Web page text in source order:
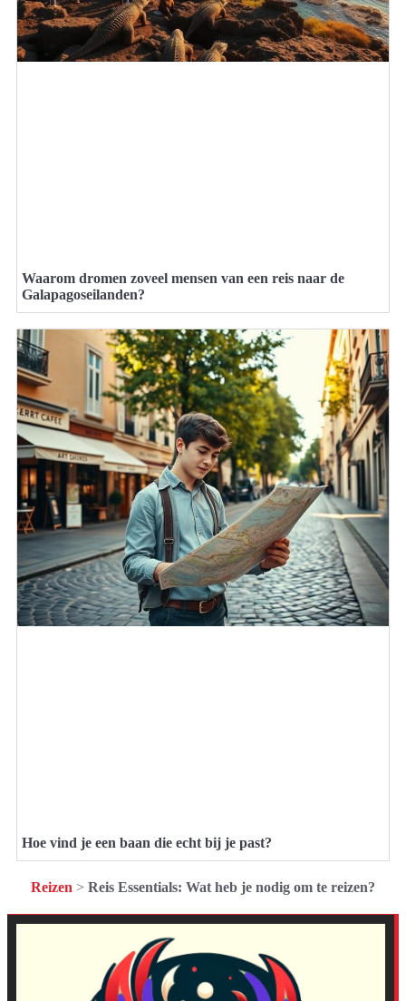
Waarom dromen zoveel mensen van een reis naar de
Galapagoseilanden?
Hoe vind je een baan die echt bij je past?
Reizen > Reis Essentials: Wat heb je nodig om te reizen?